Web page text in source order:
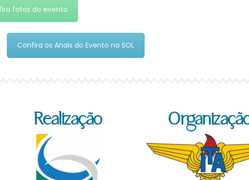
fotos do evento
Confira os Anais do Evento na SOL
Realização